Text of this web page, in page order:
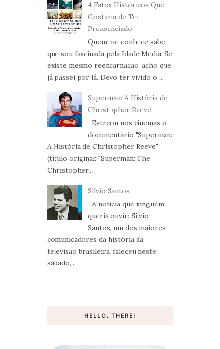
4 Fatos Históricos Que
Gostaria de Ter
Prensenciado
Quem me conhece sabe
que sou fascinada pela Idade Media. Se
existe mesmo reencarnação, acho que
já passei por lá. Devo ter vivido o ...
Superman: A História de
Christopher Reeve
Estreou nos cinemas o
documentário "Superman:
A História de Christopher Reeve"
(título original: "Superman: The
Christopher...
Silvio Santos
A notícia que ninguém
queria ouvir: Sílvio
Santos, um dos maiores
comunicadores da história da
televisão brasileira, faleceu neste
sábado,...
HELLO, THERE!